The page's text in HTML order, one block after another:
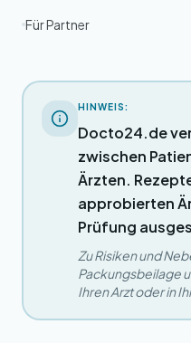
Für Partner
HINWEIS:
Docto24.de
zwischen
Ärzten.
approbierten
Prüfung
Zu Risiken und
Packungsbeilage
Ihren Arzt oder in